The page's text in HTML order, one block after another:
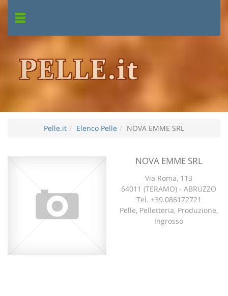
Pelle.it Elenco Pelle NOVA EMME SRL
NOVA EMME SRL
Via Roma, 113
64011 (TERAMO) - ABRUZZO
Tel. +39.086172721
Pelle, Pelletteria, Produzione,
Ingrosso